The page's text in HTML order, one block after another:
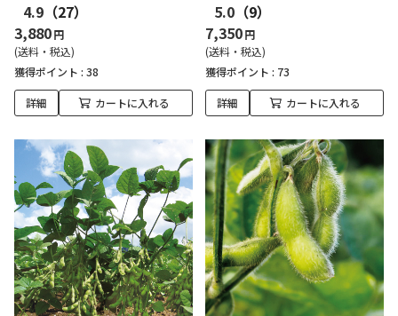
4.9 （27）
3,880円
(送料・税込)
獲得ポイント : 38
詳細 カートに入れる
5.0 （9）
7,350円
(送料・税込)
獲得ポイント : 73
詳細 カートに入れる